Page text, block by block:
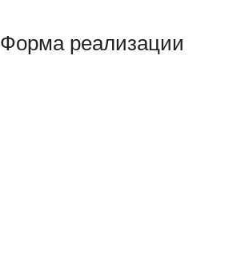
Форма реализации